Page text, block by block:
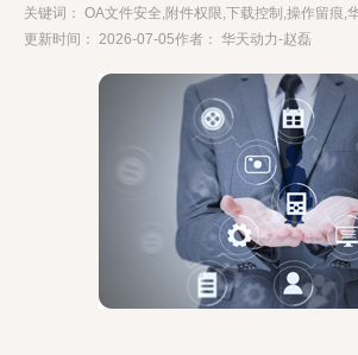
现文件与业务流程深度绑定，助力政企、金
文、用印等敏感资料管理风险。
关键词： OA文件安全,附件权限,下载控制,操作留痕,
更新时间： 2026-07-05作者： 华天动力-赵磊